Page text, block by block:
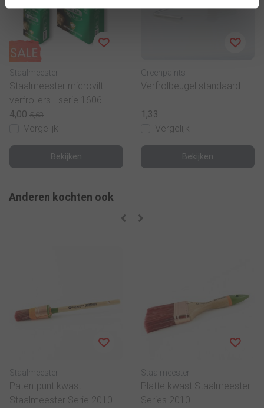
Staalmeester
Staalmeester microvilt
verfrollers - serie 1606
4,00 5,63
Vergelijk
Bekijken
Greenpaints
Verfrolbeugel standaard
1,33
Vergelijk
Bekijken
Anderen kochten ook
Staalmeester
Patentpunt kwast
Staalmeester Serie 2010
Staalmeester
Platte kwast Staalmeester
Series 2010